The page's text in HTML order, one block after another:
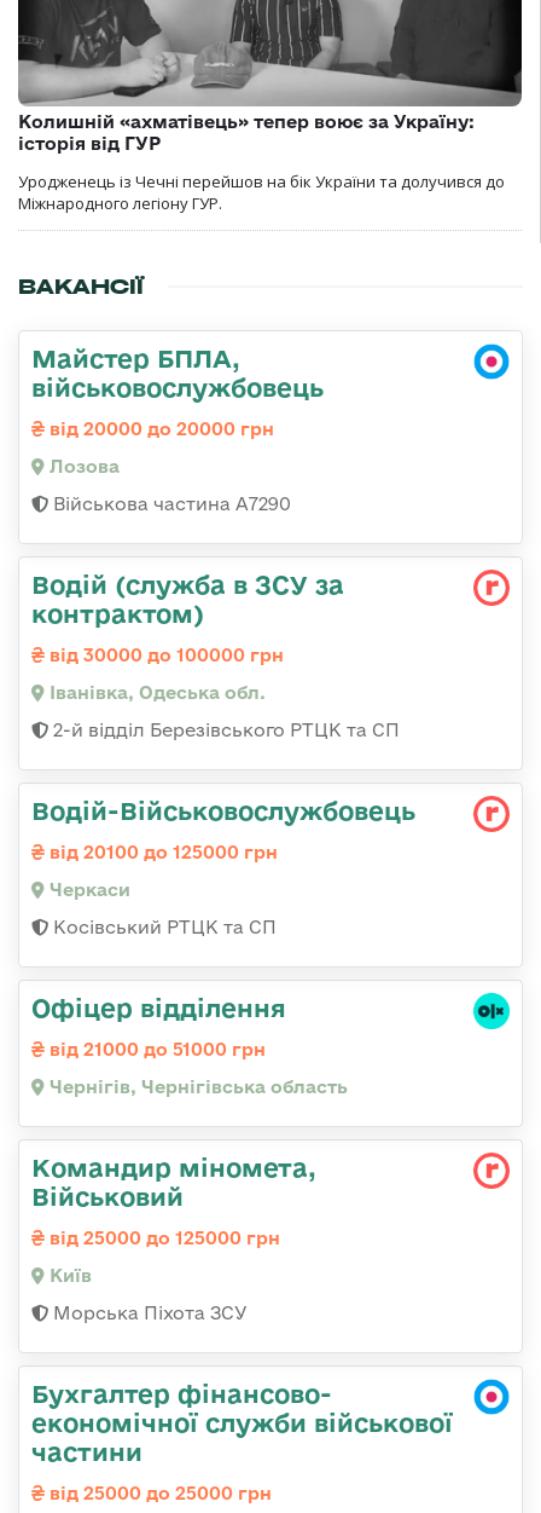
Колишній «ахматівець» тепер воює за Україну:
історія від ГУР
Уродженець із Чечні перейшов на бік України та долучився до
Міжнародного легіону ГУР.
ВАКАНСІЇ
Майстер БПЛА,
військовослужбовець
від 20000 до 20000 грн
Лозова
Військова частина А7290
Водій (служба в ЗСУ за
контрактом)
від 30000 до 100000 грн
Іванівка, Одеська обл.
2-й відділ Березівського РТЦК та СП
Водій-Військовослужбовець
від 20100 до 125000 грн
Черкаси
Косівський РТЦК та СП
Офіцер відділення
від 21000 до 51000 грн
Чернігів, Чернігівська область
Командир міномета,
Військовий
від 25000 до 125000 грн
Київ
Морська Піхота ЗСУ
Бухгалтер фінансово-
економічної служби військової
частини
від 25000 до 25000 грн